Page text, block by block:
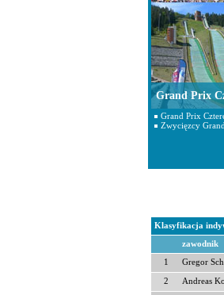
Klasyfikacja
zawodnik
1 Gregor
2 Andreas
Grand Prix
Grand Prix
Zwycięzcy